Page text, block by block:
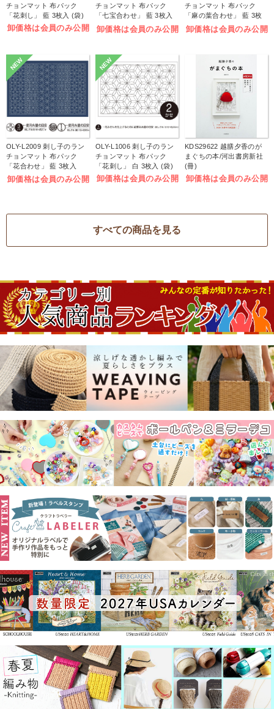
チョンマット 布パック
「花刺し」 藍 3枚入 (袋)
卸価格は会員のみ公開
チョンマット 布パック
「七宝合わせ」 藍 3枚入
(袋)
卸価格は会員のみ公開
チョンマット 布パック
「麻の葉合わせ」 藍 3枚
入 (袋)
卸価格は会員のみ公開
NEW
OLY-L2009 刺し子のラン
チョンマット 布パック
「花合わせ」 藍 3枚入
(袋)
卸価格は会員のみ公開
NEW
OLY-L1006 刺し子のラン
チョンマット 布パック
「花刺し」 白 3枚入 (袋)
卸価格は会員のみ公開
KDS29622 越膳夕香のが
まぐちの本/河出書房新社
(冊)
卸価格は会員のみ公開
すべての商品を見る